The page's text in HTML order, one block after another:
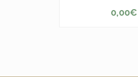
+
0,00€